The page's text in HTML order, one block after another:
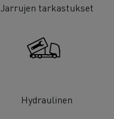
Jarrujen tarkastukset
Hydraulinen